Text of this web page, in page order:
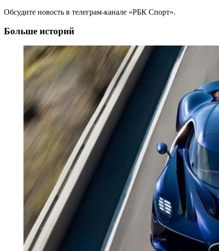
Обсудите новость в телеграм-канале «РБК Спорт».
Больше историй